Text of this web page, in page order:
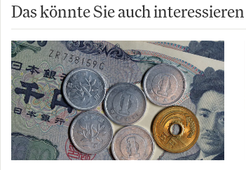
Das könnte Sie auch interessieren